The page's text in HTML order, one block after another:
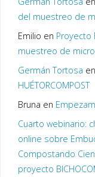
del muestreo de
Emilio en Proyecto
muestreo de
Germán Tortosa en
HUÉTORCOMPOST
Bruna en
Cuarto webinario:
online sobre
Compostando
proyecto